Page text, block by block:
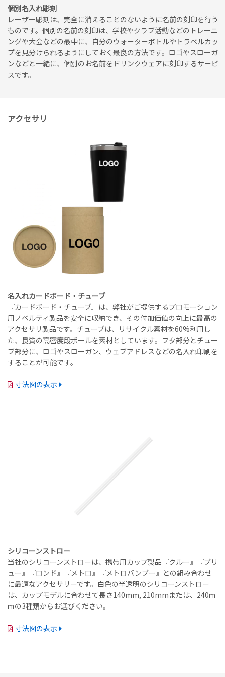
個別名入れ彫刻
レーザー彫刻は、完全に消えることのないように名前の刻印を行う
ものです。個別の名前の刻印は、学校やクラブ活動などのトレーニ
ングや大会などの最中に、自分のウォーターボトルやトラベルカッ
プを見分けられるようにしておく最良の方法です。ロゴやスローガ
ンなどと一緒に、個別のお名前をドリンクウェアに刻印するサービ
スです。
アクセサリ
名入れカードボード・チューブ
『カードボード・チューブ』は、弊社がご提供するプロモーション
用ノベルティ製品を安全に収納でき、その付加価値の向上に最高の
アクセサリ製品です。チューブは、リサイクル素材を60%利用し
た、良質の高密度段ボールを素材としています。フタ部分とチュー
ブ部分に、ロゴやスローガン、ウェブアドレスなどの名入れ印刷を
することが可能です。
寸法図の表示
シリコーンストロー
当社のシリコーンストローは、携帯用カップ製品『クルー』『ブリ
ュー』『ロンド』『メトロ』『メトロバンブー』との組み合わせ
に最適なアクセサリーです。白色の半透明のシリコーンストロー
は、カップモデルに合わせて長さ140mm, 210mmまたは、240ｍ
ｍの3種類からお選びください。
寸法図の表示